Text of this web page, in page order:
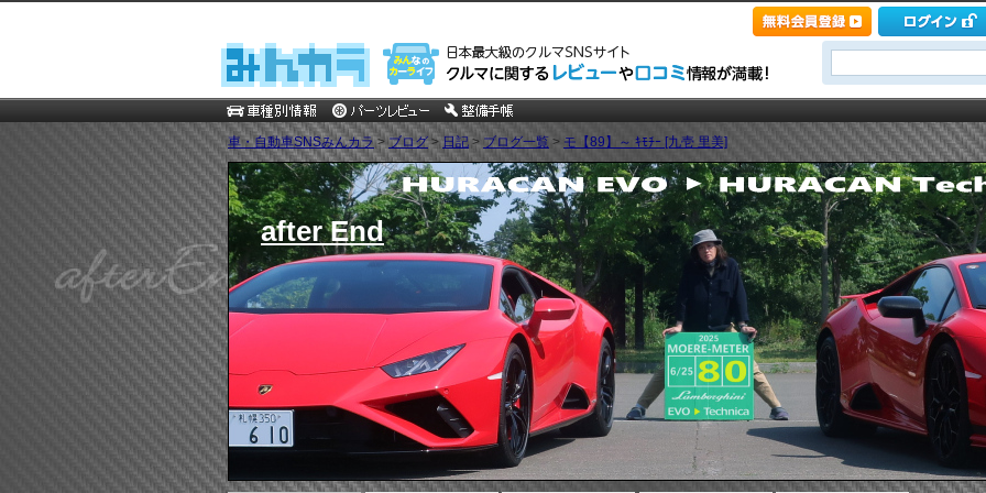
車・自動車SNSみんカラ>ブログ>日記> ブログ一覧 > モ【89】～ ｷﾓﾁｰ [九壱 里美]
after End